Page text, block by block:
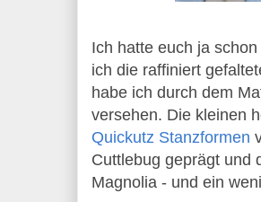
Ich hatte euch ja
ich die raffiniert
habe ich durch dem
versehen. Die kleinen
Quickutz Stanzformen
Cuttlebug geprägt und
Magnolia - und ein